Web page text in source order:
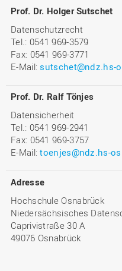
Prof. Dr. Holger Sutschet
Datenschutzrecht
Tel.: 0541 969-3579
Fax: 0541 969-3771
E-Mail:sutschet@ndz.hs-
Prof. Dr. Ralf Tönjes
Datensicherheit
Tel.: 0541 969-2941
Fax: 0541 969-3757
E-Mail:toenjes@ndz.hs-
Adresse
Hochschule Osnabrück
Niedersächsisches
Caprivistraße 30 A
49076 Osnabrück